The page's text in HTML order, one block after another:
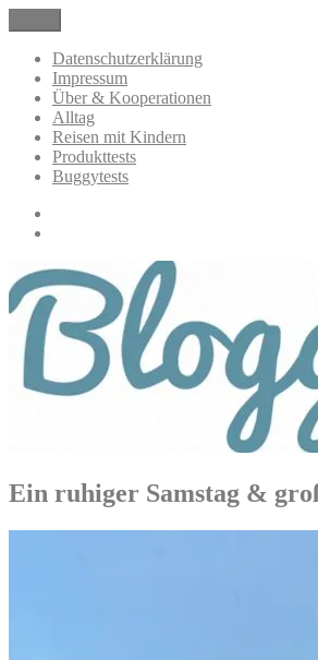
Inhalt
springen
BloggerMumOf3Boys Mamablog
Mamablog über das Leben mit drei Kindern
Datenschutzerklärung
Impressum
Über & Kooperationen
Alltag
Reisen mit Kindern
Produkttests
Buggytests
Ein ruhiger Samstag &